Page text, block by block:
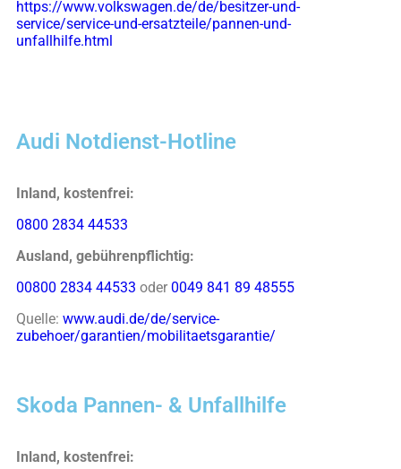
https://www.volkswagen.de/de/besitzer-und-
service/service-und-ersatzteile/pannen-und-
unfallhilfe.html
Audi Notdienst-Hotline
Inland, kostenfrei:
0800 2834 44533
Ausland, gebührenpflichtig:
00800 2834 44533 oder 0049 841 89 48555
Quelle: www.audi.de/de/service-
zubehoer/garantien/mobilitaetsgarantie/
Skoda Pannen- & Unfallhilfe
Inland, kostenfrei: